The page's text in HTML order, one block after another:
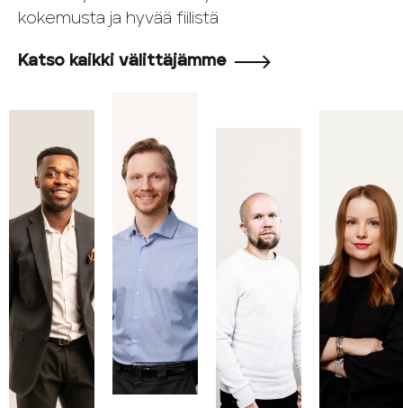
kokemusta ja hyvää fiilistä
Katso kaikki välittäjämme